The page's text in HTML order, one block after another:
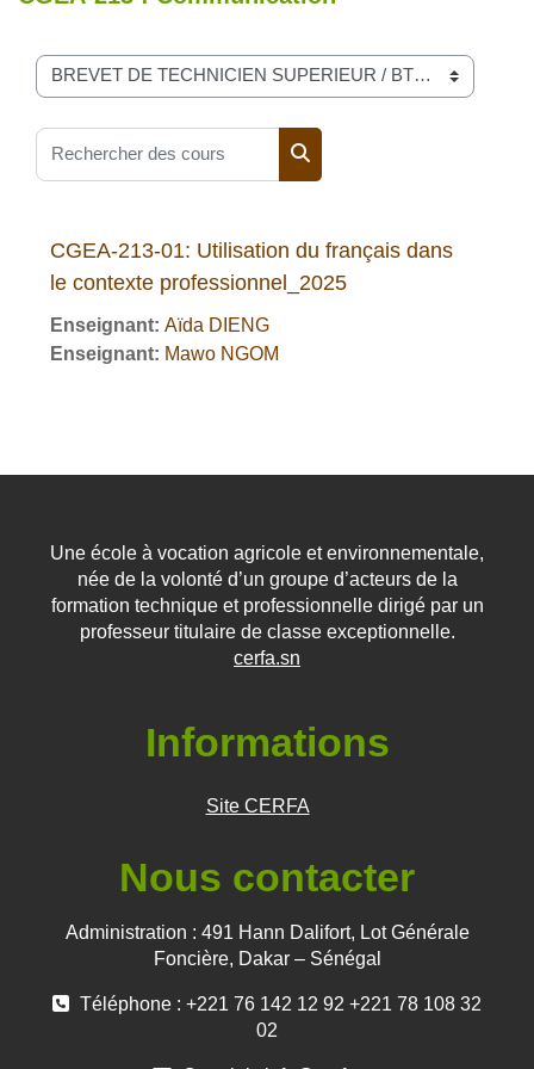
Catégories de cours
Rechercher des cours
Rechercher des cours
CGEA-213-01: Utilisation du français dans
le contexte professionnel_2025
Enseignant: Aïda DIENG
Enseignant: Mawo NGOM
Une école à vocation agricole et environnementale,
née de la volonté d’un groupe d’acteurs de la
formation technique et professionnelle dirigé par un
professeur titulaire de classe exceptionnelle.
cerfa.sn
Informations
Site CERFA
Nous contacter
Administration : 491 Hann Dalifort, Lot Générale
Foncière, Dakar – Sénégal
Téléphone : +221 76 142 12 92 +221 78 108 32
02